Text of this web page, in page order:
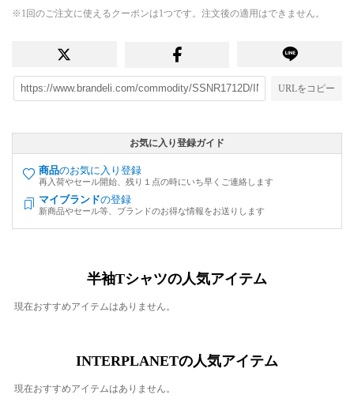
※1回のご注文に使えるクーポンは1つです。注文後の適用はできません。
URLをコピー
お気に入り登録ガイド
商品のお気に入り登録
再入荷やセール開始、残り１点の時にいち早くご連絡します
マイブランドの登録
新商品やセール等、ブランドのお得な情報をお送りします
半袖Tシャツの人気アイテム
現在おすすめアイテムはありません。
INTERPLANETの人気アイテム
現在おすすめアイテムはありません。